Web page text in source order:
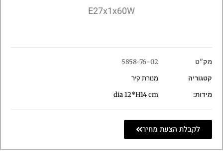
E27x1x60W
מק"ט
5858-76-02
קטגוריה
מנורת קיר
מידות:
dia 12*H14 cm
לקבלת הצעת מחיר